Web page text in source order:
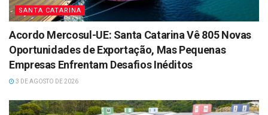
SANTA CATARINA
Acordo Mercosul-UE: Santa Catarina Vê 805 Novas
Oportunidades de Exportação, Mas Pequenas
Empresas Enfrentam Desafios Inéditos
3 DE AGOSTO DE 2026